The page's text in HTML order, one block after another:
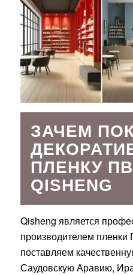
ЗАЧЕМ
ПЛЕНКУ
QISHENG
Qisheng является
производителем
поставляем
Саудовскую Аравию,